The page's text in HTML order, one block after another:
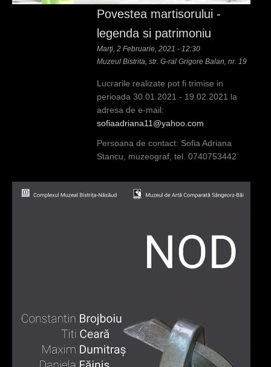
Povestea martisorului -
legenda si patrimoniu
Marţi, 2 Februarie, 2021 - 12:30
Muzeul Bistrita, str. G-ral Grigore Balan, nr. 19
Lucrarile realizate pot fi trimise in
perioada 30.01.2021 - 19.02.2021 la
adresa de e-mail:
sofiaadriana11@yahoo.com
Persoana de contact: Sofia Adriana
Stancu, muzeograf, tel. 0740753442